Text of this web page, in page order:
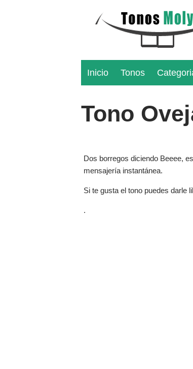
Inicio Tonos
Tono
Dos borregos diciendo Beeee,
mensajería instantánea.
Si te gusta el tono puedes darle
.